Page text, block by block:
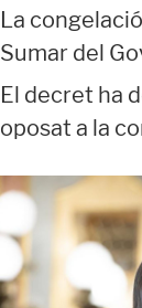
La
Sumar del
El decret ha
oposat a la